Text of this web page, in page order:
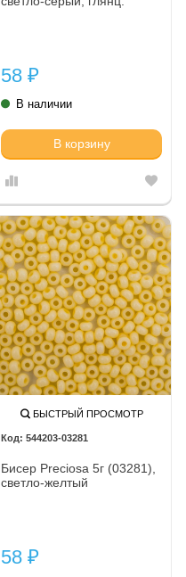
58 ₽
В наличии
В корзину
БЫСТРЫЙ ПРОСМОТР
544203-03281
Бисер Preciosa 5г (03281),
светло-желтый
58 ₽